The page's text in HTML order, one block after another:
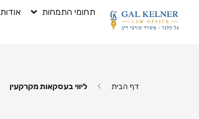
תחומי התמחות אודות
דף הבית ליווי בעסקאות מקרקעין